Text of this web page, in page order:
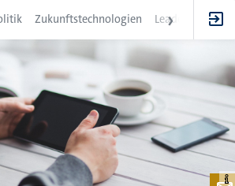
Zukunftstechnologien Leadership